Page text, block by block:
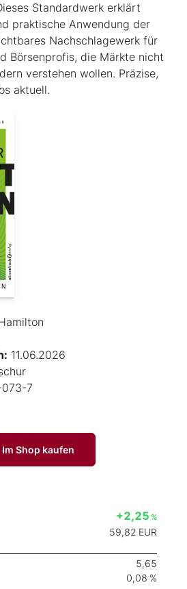
Standardwerk erklärt
praktische Anwendung der
Nachschlagewerk für
Börsenprofis, die Märkte nicht
verstehen wollen. Präzise,
aktuell.
11.06.2026
7
Im Shop kaufen
+2,25 %
59,82 EUR
5,65
0,08 %